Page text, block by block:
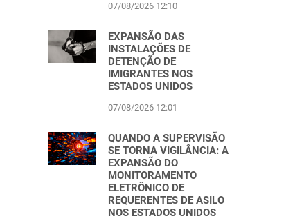
07/08/2026 12:10
EXPANSÃO DAS
INSTALAÇÕES DE
DETENÇÃO DE
IMIGRANTES NOS
ESTADOS UNIDOS
07/08/2026 12:01
QUANDO A SUPERVISÃO
SE TORNA VIGILÂNCIA: A
EXPANSÃO DO
MONITORAMENTO
ELETRÔNICO DE
REQUERENTES DE ASILO
NOS ESTADOS UNIDOS